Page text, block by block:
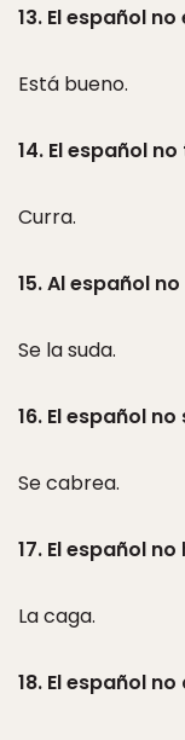
13. El español
Está bueno.
14. El español
Curra.
15. Al español
Se la suda.
16. El español
Se cabrea.
17. El español
La caga.
18. El español